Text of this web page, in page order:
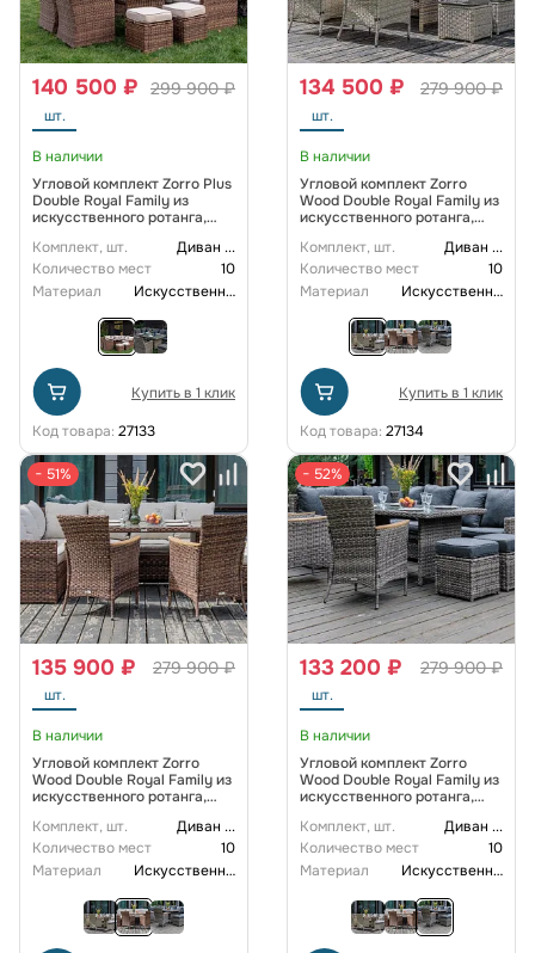
299 900 ₽
140 500 ₽
шт.
В наличии
Угловой комплект Zorro Plus
Double Royal Family из
искусственного ротанга,
Комплект, шт. Диван ...
Количество мест
10
Материал
Искусственный ротанг
Купить в 1 клик
Код товара: 27133
279 900 ₽
134 500 ₽
шт.
В наличии
Угловой комплект Zorro
Wood Double Royal Family из
искусственного ротанга,
Комплект, шт. Диван ...
Количество мест
10
Материал
Искусственный ротанг
Купить в 1 клик
Код товара: 27134
− 51%
279 900 ₽
135 900 ₽
шт.
В наличии
Угловой комплект Zorro
Wood Double Royal Family из
искусственного ротанга,
Комплект, шт. Диван ...
Количество мест
10
Материал
Искусственный ротанг
− 52%
279 900 ₽
133 200 ₽
шт.
В наличии
Угловой комплект Zorro
Wood Double Royal Family из
искусственного ротанга,
Комплект, шт. Диван ...
Количество мест
10
Материал
Искусственный ротанг